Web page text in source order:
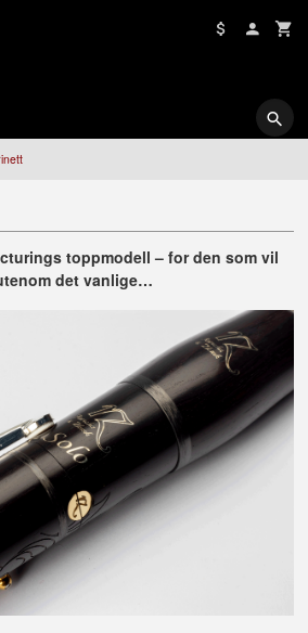
toppmodell – for den som vil
det vanlige…